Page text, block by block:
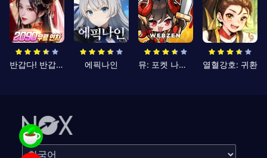
반갑다! 반갑삼국지 에픽나인 뮤: 포켓 나이츠 열혈강호: 귀환